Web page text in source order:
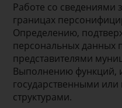
Работе со сведениями
границах
Определению,
персональных данных
представителями
Выполнению функций,
государственными
структурами.